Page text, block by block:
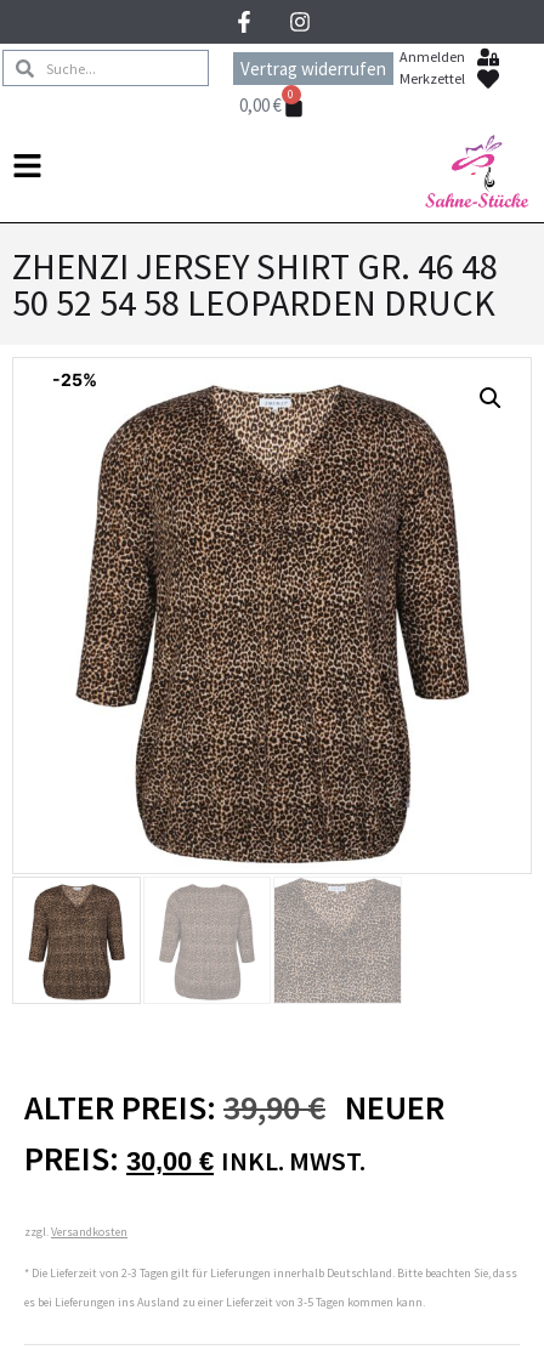
Vertrag widerrufen
Anmelden
Merkzettel
0,00€ 0
ZHENZI JERSEY SHIRT GR. 46 48
50 52 54 58 LEOPARDEN DRUCK
-25%
ALTER PREIS: 39,90€ NEUER
PREIS: 30,00 € INKL. MWST.
zzgl. Versandkosten
* Die Lieferzeit von 2-3 Tagen gilt für Lieferungen innerhalb Deutschland. Bitte beachten Sie, dass
es bei Lieferungen ins Ausland zu einer Lieferzeit von 3-5 Tagen kommen kann.